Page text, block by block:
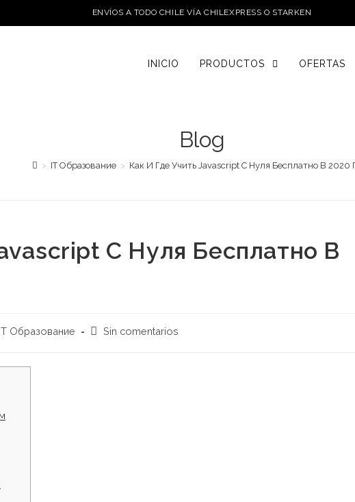
ENVÍOS A TODO CHILE VÍA CHILEXPRESS O STARKEN
INICIO PRODUCTOS OFERTAS
Blog
> IT Образование > Как И Где Учить Javascript C Нуля Бесплатно В 2020
C Нуля Бесплатно В
IT Образование
Comentarios
Sin comentarios